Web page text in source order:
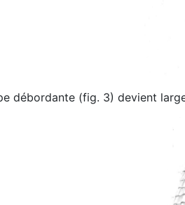
débordante (fig. 3) devient